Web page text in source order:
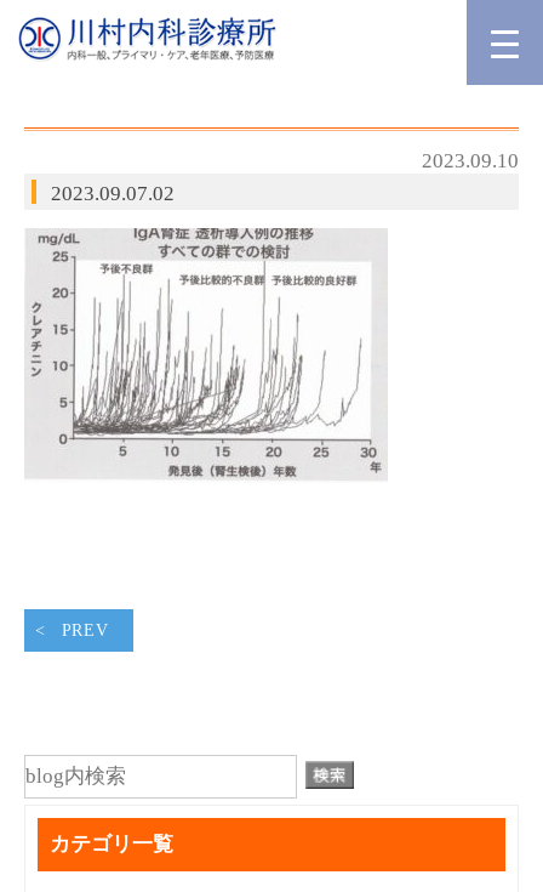
2023.09.10
2023.09.07.02
PREV
カテゴリ一覧